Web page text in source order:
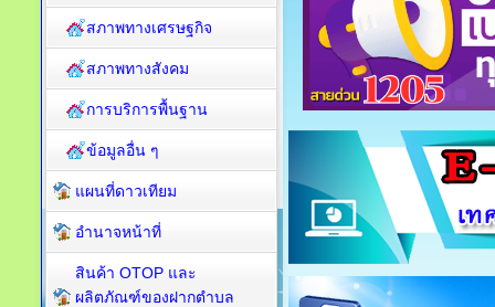
สภาพทางเศรษฐกิจ
สภาพทางสังคม
การบริการพื้นฐาน
ข้อมูลอื่น ๆ
แผนที่ดาวเทียม
อำนาจหน้าที่
สินค้า OTOP และ
ผลิตภัณฑ์ของฝากตำบล